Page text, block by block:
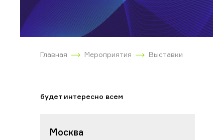
Главная Мероприятия Выставки
будет интересно всем
Москва